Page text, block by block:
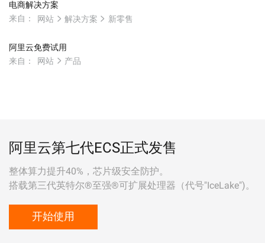
电商解决方案
来自：
网站 解决方案 新零售
阿里云免费试用
来自：
网站 产品
阿里云第七代ECS正式发售
整体算力提升40%，芯片级安全防护。
搭载第三代英特尔®至强®可扩展处理器（代号"IceLake")。
开始使用